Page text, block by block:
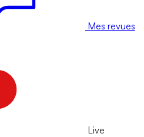
Mes revues
Live